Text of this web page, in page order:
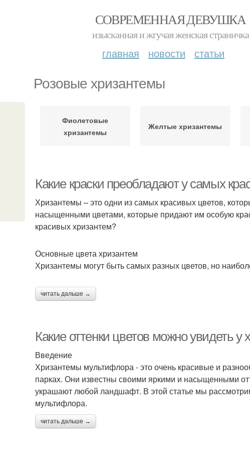
СОВРЕМЕННАЯ ДЕВУШКА
изысканная и жгучая женская страничка
главная новости статьи
Розовые хризантемы
Фиолетовые
хризантемы
Желтые хризантемы
Какие краски преобладают у самых
Хризантемы – это одни из самых красивых цветов,
насыщенными цветами, которые придают им особую
красивых хризантем?
Основные цвета хризантем
Хризантемы могут быть самых разных цветов, но
читать дальше →
Какие оттенки цветов можно увидеть
Введение
Хризантемы мультифлора - это очень красивые и
парках. Они известны своими яркими и насыщенными
украшают любой ландшафт. В этой статье мы
мультифлора.
читать дальше →